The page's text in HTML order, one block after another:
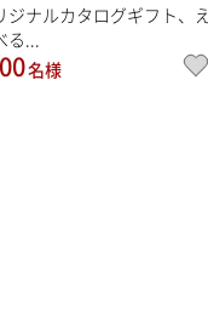
ジナルカタログギフト、え
...
名様